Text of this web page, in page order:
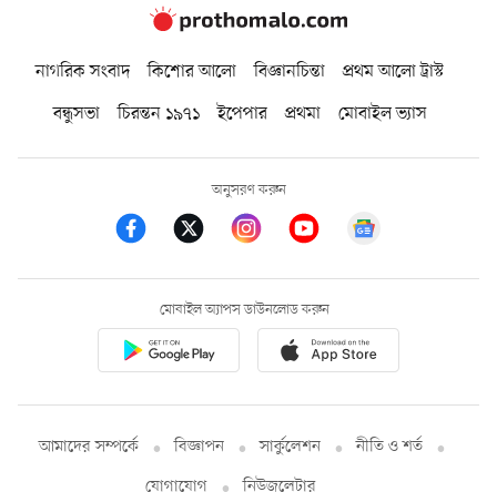
নাগরিক সংবাদ কিশোর আলো বিজ্ঞানচিন্তা
প্রথম আলো ট্রাস্ট
বন্ধুসভা
চিরন্তন ১৯৭১ ইপেপার প্রথমা মোবাইল ভ্যাস
অনুসরণ করুন
মোবাইল অ্যাপস ডাউনলোড করুন
আমাদের সম্পর্কে বিজ্ঞাপন সার্কুলেশন
নীতি ও শর্ত
যোগাযোগ
নিউজলেটার